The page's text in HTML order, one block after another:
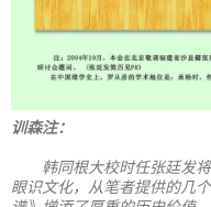
训森注：
韩同根大校时任张廷发
眼识文化，从笔者提供的几